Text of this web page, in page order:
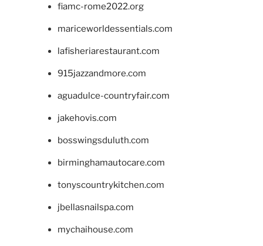
fiamc-rome2022.org
mariceworldessentials.com
lafisheriarestaurant.com
915jazzandmore.com
aguadulce-countryfair.com
jakehovis.com
bosswingsduluth.com
birminghamautocare.com
tonyscountrykitchen.com
jbellasnailspa.com
mychaihouse.com